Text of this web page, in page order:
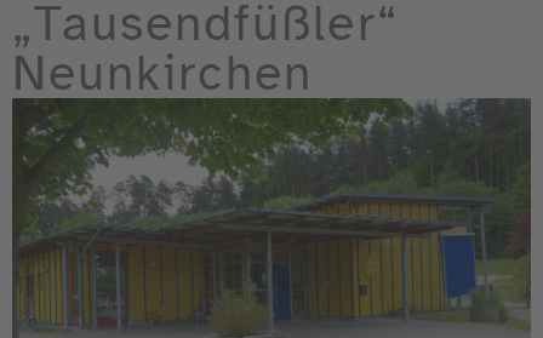
„Tausendfüßler“
Neunkirchen